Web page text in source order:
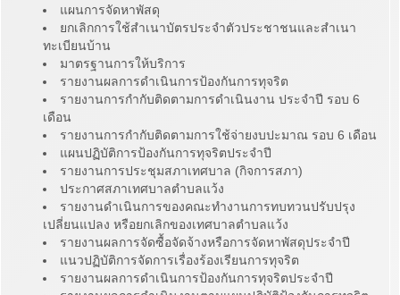
แผนการจัดหาพัสดุ
ยกเลิกการใช้สำเนาบัตรประจำตัวประชาชนและสำเนา
ทะเบียนบ้าน
มาตรฐานการให้บริการ
รายงานผลการดำเนินการป้องกันการทุจริต
รายงานการกำกับติดตามการดำเนินงาน ประจำปี รอบ 6
เดือน
รายงานการกำกับติดตามการใช้จ่ายงบปะมาณ รอบ 6 เดือน
แผนปฏิบัติการป้องกันการทุจริตประจำปี
รายงานการประชุมสภาเทศบาล (กิจการสภา)
ประกาศสภาเทศบาลตำบลแว้ง
รายงานดำเนินการของคณะทำงานการทบทวนปรับปรุง
เปลี่ยนแปลง หรือยกเลิกของเทศบาลตำบลแว้ง
รายงานผลการจัดซื้อจัดจ้างหรือการจัดหาพัสดุประจำปี
แนวปฏิบัติการจัดการเรื่องร้องเรียนการทุจริต
รายงานผลการดำเนินการป้องกันการทุจริตประจำปี